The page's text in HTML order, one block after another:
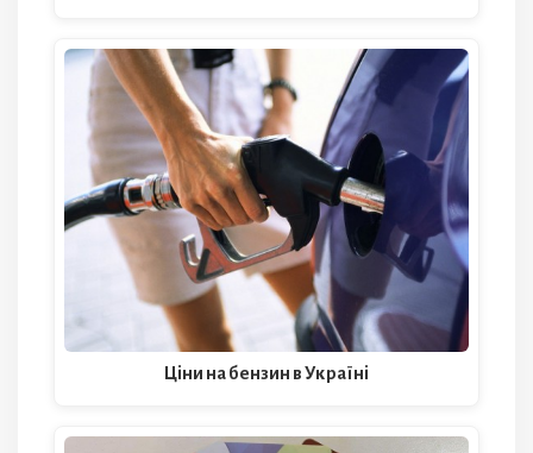
Ціни на бензин в Україні